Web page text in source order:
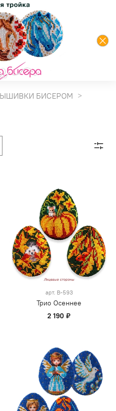
БИСЕРОМ
арт. В-593
Трио Осеннее
2 190 ₽